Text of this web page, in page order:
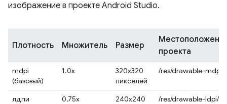
изображение в проекте Android Studio.
Плотность Множитель Размер
проекта
mdpi
(базовый)
1.0x
320x320
пикселей
/res/drawable-mdpi/
лдпи 0,75x
240x240
/res/drawable-ldpi/